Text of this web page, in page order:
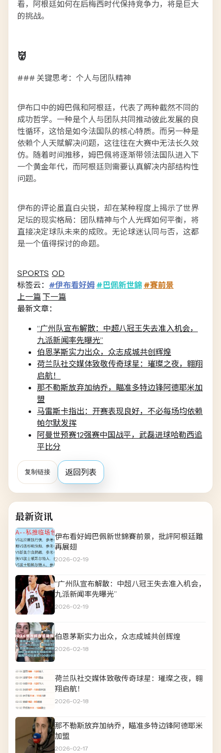
看，阿根廷如何在后梅西时代保持竞争力，将是巨大
的挑战。
👹
### 关键思考：个人与团队精神
伊布口中的姆巴佩和阿根廷，代表了两种截然不同的
成功哲学。一种是个人与团队共同推动彼此发展的良
性循环，这恰是如今法国队的核心特质。而另一种是
依赖个人天赋解决问题，这往往在大赛中无法长久效
仿。随着时间推移，姆巴佩将逐渐带领法国队进入下
一个黄金年代，而阿根廷则需要认真解决内部结构性
问题。
伊布的评论虽直白尖锐，却在某种程度上揭示了世界
足坛的现实格局：团队精神与个人光辉如何平衡，将
直接决定球队未来的成败。无论球迷认同与否，这都
是一个值得探讨的命题。
SPORTS OD
标签云： #伊布看好姆 #巴佩新世錦 #賽前景
上一篇下一篇
最新文章：
“广州队宣布解散：中超八冠王失去准入机会，
九派新闻率先曝光”
伯恩茅斯实力出众，众志成城共创辉煌
荷兰队社交媒体致敬传奇球星：璀璨之夜，翱翔
启航！
那不勒斯放弃加纳乔，瞄准多特边锋阿德耶米加
盟
马雷斯卡指出：开赛表现良好，不必每场均依赖
帕尔默发挥
阿曼世预赛12强赛中国战平，武磊进球哈勒西追
平比分
复制链接 返回列表
最新资讯
伊布看好姆巴佩新世錦賽前景，批評阿根廷難
再展翅
2026-02-19
“广州队宣布解散：中超八冠王失去准入机会，
九派新闻率先曝光”
2026-02-19
伯恩茅斯实力出众，众志成城共创辉煌
2026-02-18
荷兰队社交媒体致敬传奇球星：璀璨之夜，翱
翔启航！
2026-02-18
那不勒斯放弃加纳乔，瞄准多特边锋阿德耶米
加盟
2026-02-17